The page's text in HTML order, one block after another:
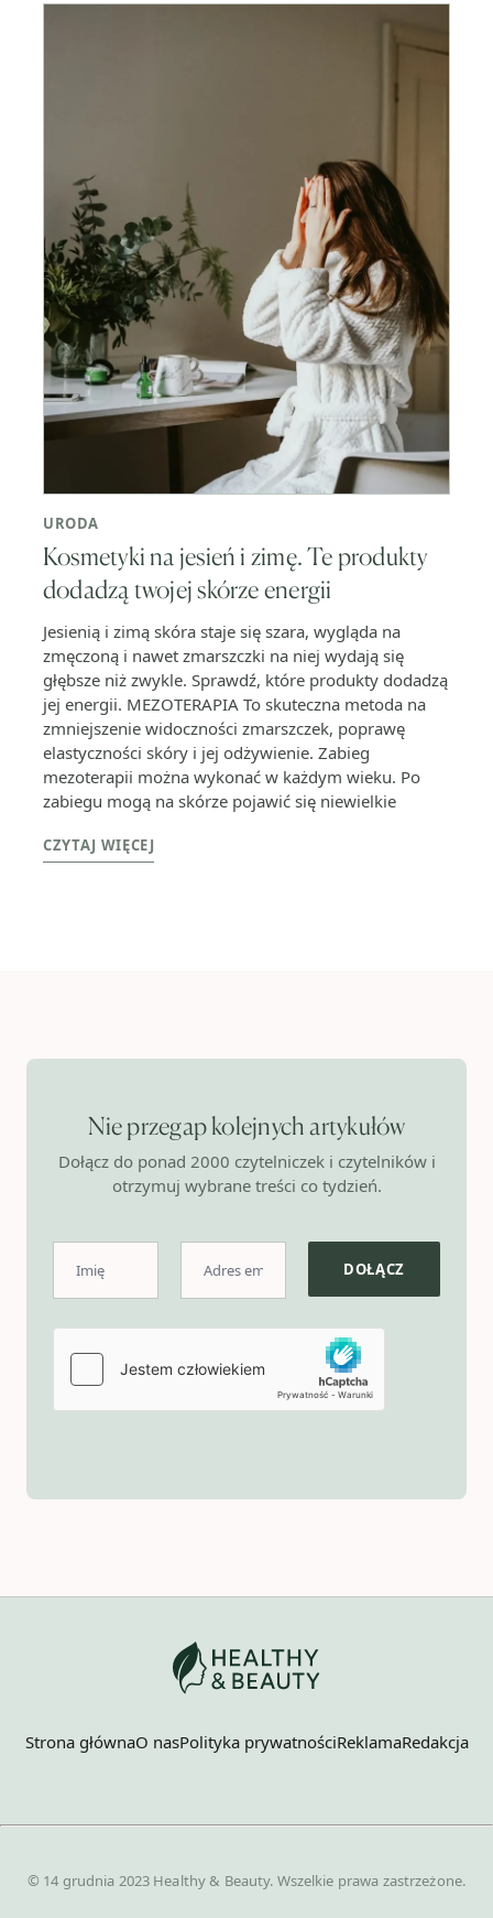
URODA
Kosmetyki na jesień i zimę. Te produkty
dodadzą twojej skórze energii
Jesienią i zimą skóra staje się szara, wygląda na
zmęczoną i nawet zmarszczki na niej wydają się
głębsze niż zwykle. Sprawdź, które produkty dodadzą
jej energii. MEZOTERAPIA To skuteczna metoda na
zmniejszenie widoczności zmarszczek, poprawę
elastyczności skóry i jej odżywienie. Zabieg
mezoterapii można wykonać w każdym wieku. Po
zabiegu mogą na skórze pojawić się niewielkie
CZYTAJ WIĘCEJ
Nie przegap kolejnych artykułów
Dołącz do ponad 2000 czytelniczek i czytelników i
otrzymuj wybrane treści co tydzień.
Strona głównaO nasPolityka prywatnościReklamaRedakcja
© 14 grudnia 2023 Healthy & Beauty. Wszelkie prawa zastrzeżone.